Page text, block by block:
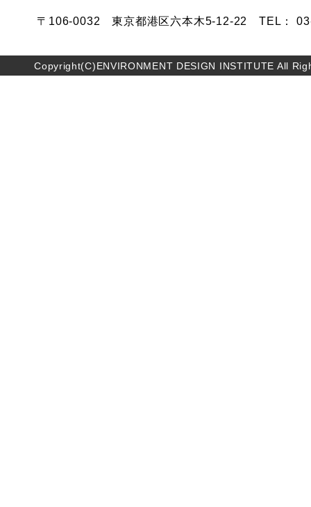
〒106-0032 東京都港区六本木5-12-22 TEL：
Copyright(C)ENVIRONMENT DESIGN INSTITUTE All